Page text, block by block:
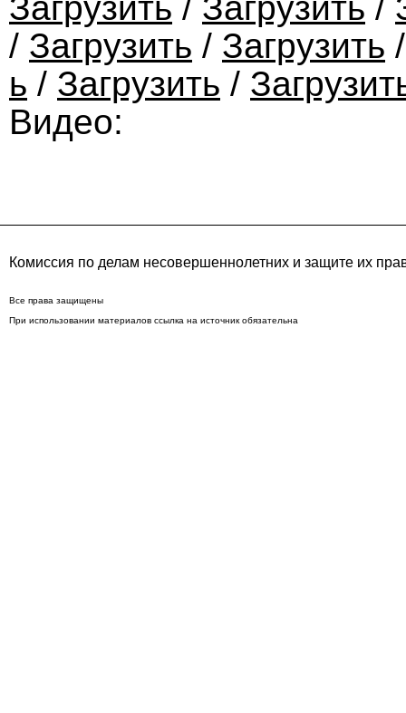
/ Загрузить / Загрузить
ь / Загрузить /
Видео:
Комиссия по делам несовершеннолетних и защите их
Все права защищены
При использовании материалов ссылка на источник обязательна